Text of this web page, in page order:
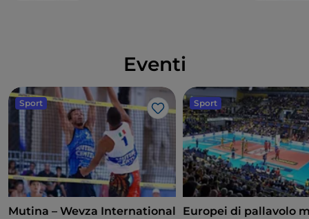
Eventi
Sport
Like
Mutina – Wevza International
Sport
Europei di pallavolo